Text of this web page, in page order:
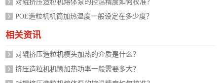
对辊挤压造粒机熔体泵的控温精度如何校准？
POE造粒机机筒加热温度一般设定在多少度？
相关资讯
对辊挤压造粒机模头加热的介质是什么？
挤压造粒机机筒加热功率一般需要多大？